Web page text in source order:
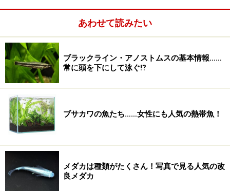
あわせて読みたい
ブラックライン・アノストムスの基本情報……
常に頭を下にして泳ぐ⁉
ブサカワの魚たち……女性にも人気の熱帯魚！
メダカは種類がたくさん！写真で見る人気の改
良メダカ